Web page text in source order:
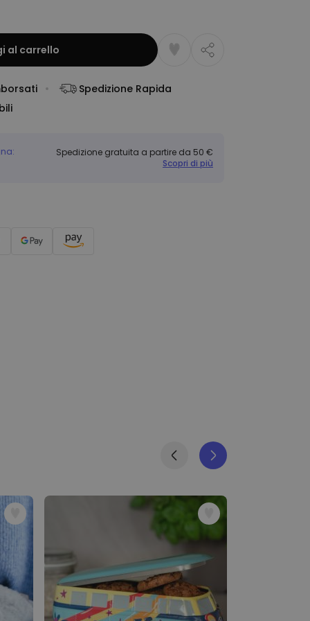
al carrello
Spedizione Rapida
Spedizione gratuita a partire da 50 €
Scopri di più